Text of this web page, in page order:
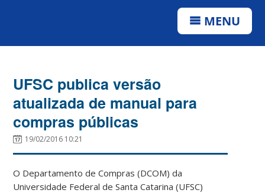
MENU
UFSC publica versão
atualizada de manual para
compras públicas
19/02/2016 10:21
O Departamento de Compras (DCOM) da
Universidade Federal de Santa Catarina (UFSC)